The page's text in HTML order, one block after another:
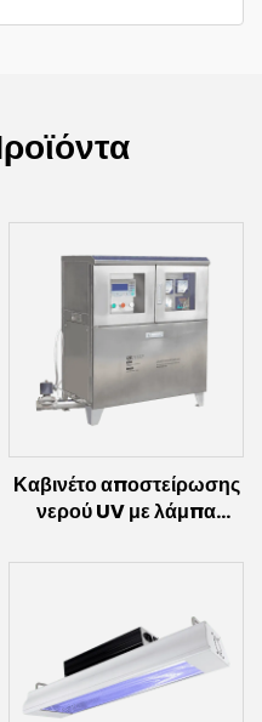
Καβινέτο αποστείρωσης
νερού UV με λάμπα